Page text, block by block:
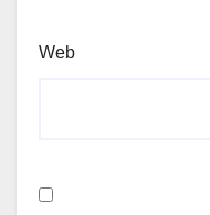
Web